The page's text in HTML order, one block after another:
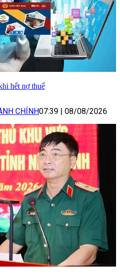
hết nợ thuế
CHÍNH07:39 08/08/2026